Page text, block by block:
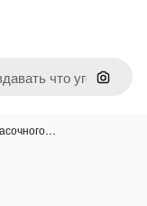
Поиск